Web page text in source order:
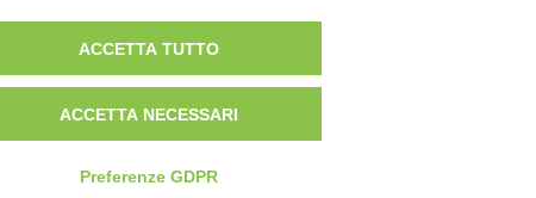
i.v. | © 2022 Eco Sistemi
ACCETTA TUTTO
ACCETTA NECESSARI
Preferenze GDPR